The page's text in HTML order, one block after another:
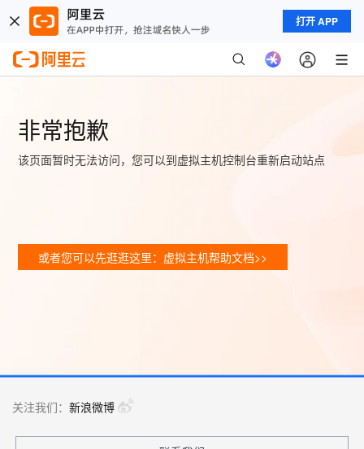
打开 APP
非常抱歉
该页面暂时无法访问，您可以到虚拟主机控制台重新启动站点
或者您可以先逛逛这里：虚拟主机帮助文档>>